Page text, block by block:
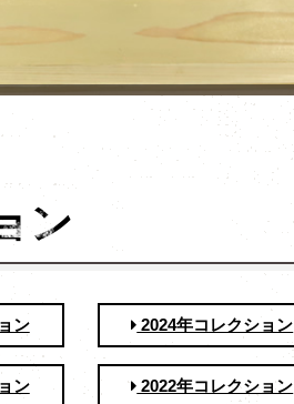
ン
ン 2024年コレクション
ン 2022年コレクション